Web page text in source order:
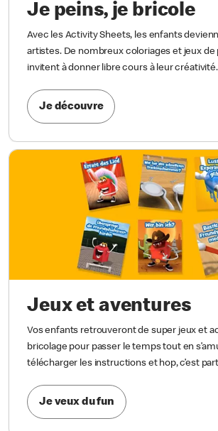
Je peins, je bricole
Avec les Activity Sheets, les enfants
artistes. De nombreux coloriages et jeux de
invitent à donner libre cours à leur créativité.
Je découvre
Jeux et aventures
Vos enfants retrouveront de super jeux et
bricolage pour passer le temps tout en
télécharger les instructions et hop, c’est
Je veux du fun